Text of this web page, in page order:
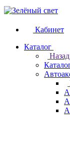
Кабинет
Каталог
Назад